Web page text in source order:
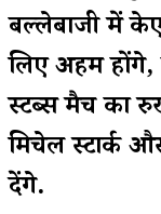
बल्लेबाजी में
लिए अहम होंगे,
स्टब्स मैच का
मिचेल स्टार्क
देंगे.